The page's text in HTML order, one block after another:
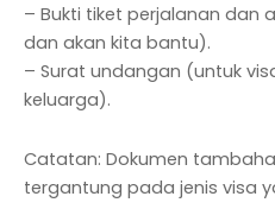
– Bukti tiket perjalanan dan
dan akan kita bantu).
– Surat undangan (untuk
keluarga).
Catatan: Dokumen
tergantung pada jenis visa